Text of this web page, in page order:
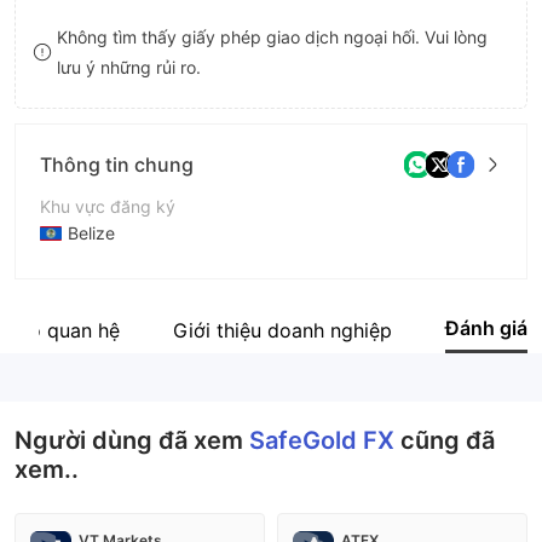
8
9
Không tìm thấy giấy phép giao dịch ngoại hối. Vui lòng
lưu ý những rủi ro.
Thông tin chung
Khu vực đăng ký
Belize
Tên công ty
đồ quan hệ Giới thiệu doanh nghiệp Đánh giá
Người dùng đã xem SafeGold FX cũng đã
xem..